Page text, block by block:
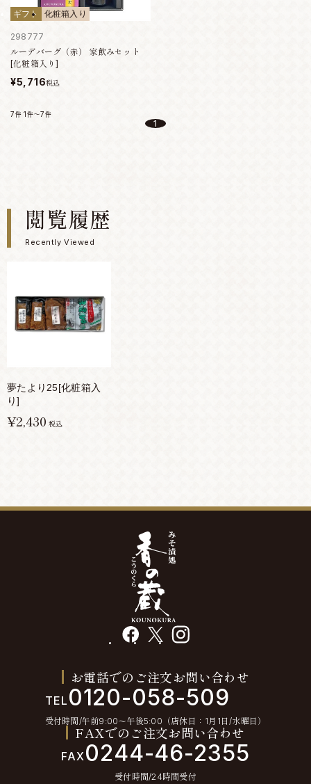
ギフト 化粧箱入り
298777
ルーデバーグ（赤） 家飲みセット
[化粧箱入り]
¥5,716税込
7件 1件～7件
1
閲覧履歴
Recently Viewed
夢たより25[化粧箱入
り]
¥2,430 税込
facebook instagram
お電話でのご注文お問い合わせ
TEL 0120-058-509
受付時間/午前9:00〜午後5:00（店休日：1月1日/水曜日）
FAXでのご注文お問い合わせ
FAX 0244-46-2355
受付時間/24時間受付